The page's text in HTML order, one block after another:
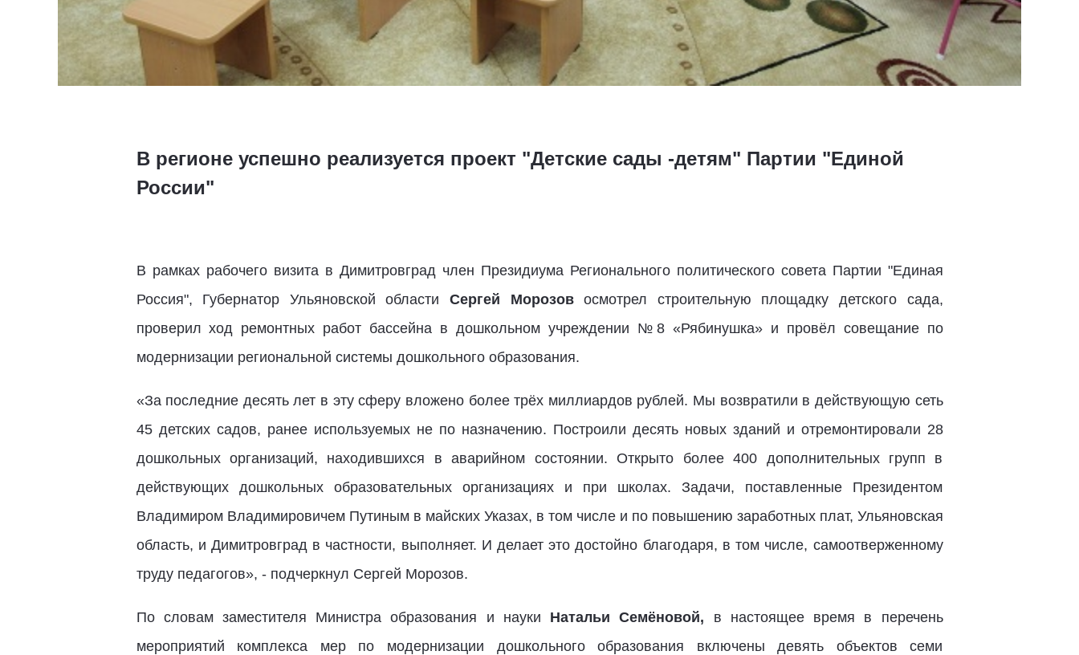
В регионе успешно реализуется проект "Детские сады -детям" Партии "Единой
России"
В рамках рабочего визита в Димитровград член Президиума Регионального политического совета Партии "Единая
Россия", Губернатор Ульяновской области Сергей Морозовосмотрел строительную площадку детского сада,
проверил ход ремонтных работ бассейна в дошкольном учреждении №8 «Рябинушка» и провёл совещание по
модернизации региональной системы дошкольного образования.
«За последние десять лет в эту сферу вложено более трёх миллиардов рублей. Мы возвратили в действующую сеть
45 детских садов, ранее используемых не по назначению. Построили десять новых зданий и отремонтировали 28
дошкольных организаций, находившихся в аварийном состоянии. Открыто более 400 дополнительных групп в
действующих дошкольных образовательных организациях и при школах. Задачи, поставленные Президентом
Владимиром Владимировичем Путиным в майских Указах, в том числе и по повышению заработных плат, Ульяновская
область, и Димитровград в частности, выполняет. И делает это достойно благодаря, в том числе, самоотверженному
труду педагогов», - подчеркнул Сергей Морозов.
По словам заместителя Министра образования и науки Натальи Семёновой, в настоящее время в перечень
мероприятий комплекса мер по модернизации дошкольного образования включены девять объектов семи